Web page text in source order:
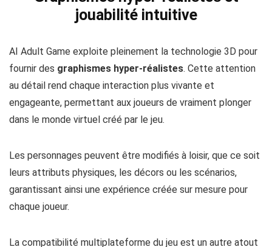
Graphismes hyper-réalistes et
jouabilité intuitive
AI Adult Game exploite pleinement la technologie 3D pour
fournir desgraphismes hyper-réalistes. Cette attention
au détail rend chaque interaction plus vivante et
engageante, permettant aux joueurs de vraiment plonger
Les personnages peuvent être modifiés à loisir, que ce soit
leurs attributs physiques, les décors ou les scénarios,
garantissant ainsi une expérience créée sur mesure pour